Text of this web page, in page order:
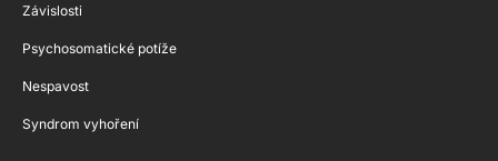
Závislosti
Psychosomatické potíže
Nespavost
Syndrom vyhoření